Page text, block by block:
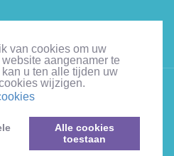
van cookies om uw
aangenamer te
u ten alle tijden uw
wijzigen.
Alle cookies
toestaan